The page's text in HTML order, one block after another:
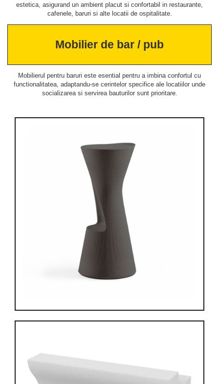
estetica, asigurand un ambient placut si confortabil in restaurante,
cafenele, baruri si alte locatii de ospitalitate.
Mobilier de bar / pub
Mobilierul pentru baruri este esential pentru a imbina confortul cu
functionalitatea, adaptandu-se cerintelor specifice ale locatiilor unde
socializarea si servirea bauturilor sunt prioritare.